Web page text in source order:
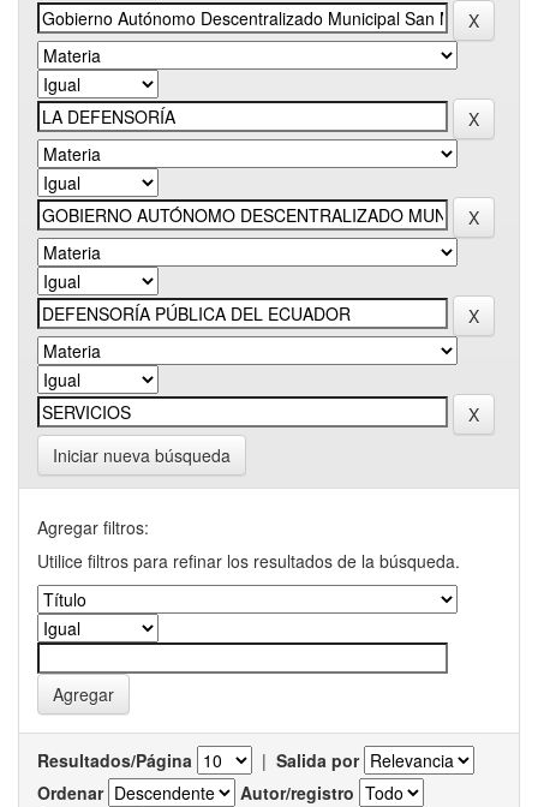
Iniciar nueva búsqueda
Agregar filtros:
Utilice filtros para refinar los resultados de la búsqueda.
Resultados/Página | Salida por
Ordenar
Autor/registro